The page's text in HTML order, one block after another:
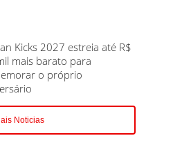
Kicks 2027 estreia até R$
mais barato para
o próprio
Noticias